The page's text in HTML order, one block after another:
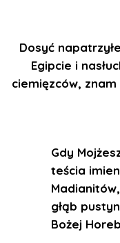
Dosyć
Egipcie i
ciemięzców,
Gdy
teścia
głąb
Bożej